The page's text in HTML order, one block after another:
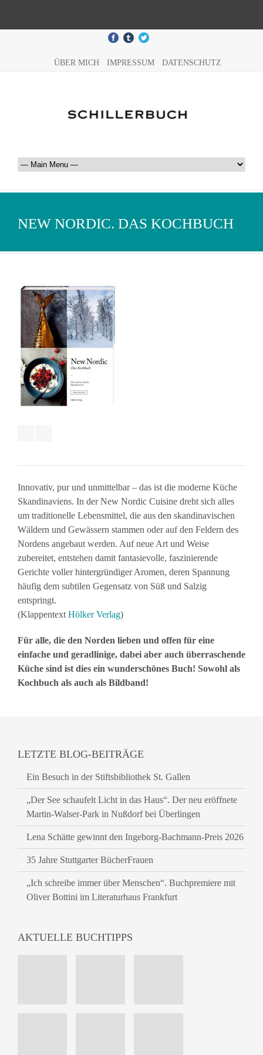
ÜBER MICH IMPRESSUM DATENSCHUTZ
NEW NORDIC. DAS KOCHBUCH
Innovativ, pur und unmittelbar – das ist die moderne Küche
Skandinaviens. In der New Nordic Cuisine dreht sich alles
um traditionelle Lebensmittel, die aus den skandinavischen
Wäldern und Gewässern stammen oder auf den Feldern des
Nordens angebaut werden. Auf neue Art und Weise
zubereitet, entstehen damit fantasievolle, faszinierende
Gerichte voller hintergründiger Aromen, deren Spannung
häufig dem subtilen Gegensatz von Süß und Salzig
entspringt.
(Klappentext Hölker Verlag)
Für alle, die den Norden lieben und offen für eine
einfache und geradlinige, dabei aber auch überraschende
Küche sind ist dies ein wunderschönes Buch! Sowohl als
Kochbuch als auch als Bildband!
LETZTE BLOG-BEITRÄGE
Ein Besuch in der Stiftsbibliothek St. Gallen
„Der See schaufelt Licht in das Haus“. Der neu eröffnete
Martin-Walser-Park in Nußdorf bei Überlingen
Lena Schätte gewinnt den Ingeborg-Bachmann-Preis 2026
35 Jahre Stuttgarter BücherFrauen
„Ich schreibe immer über Menschen“. Buchpremiere mit
Oliver Bottini im Literaturhaus Frankfurt
AKTUELLE BUCHTIPPS